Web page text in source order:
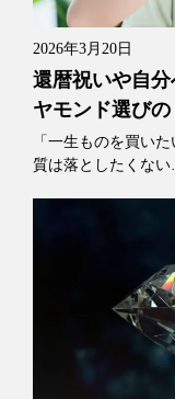
2026年3月20日
還暦祝いや自
ヤモンド選びの
「一生ものを買い
質は落としたくない